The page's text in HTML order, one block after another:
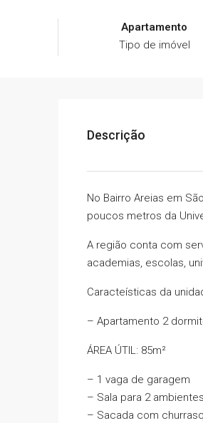
Apartamento
Tipo de imóvel
Descrição
No Bairro Areias em
poucos metros da
A região conta com
academias, escolas,
Caracteísticas da
– Apartamento 2
ÁREA ÚTIL: 85m²
– 1 vaga de garagem
– Sala para 2
– Sacada com